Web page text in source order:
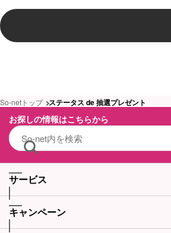
So-netトップ ステータス de 抽選プレゼント
お探しの情報はこちらから
サービス
キャンペーン